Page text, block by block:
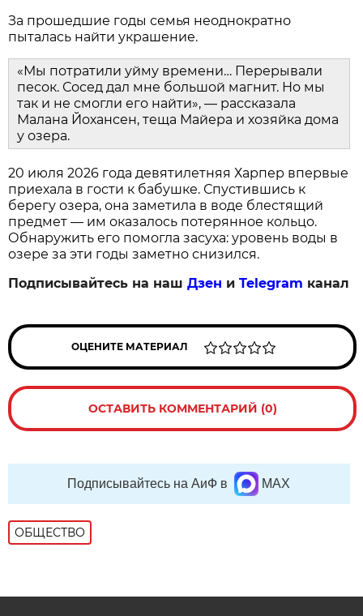
За прошедшие годы семья неоднократно
пыталась найти украшение.
«Мы потратили уйму времени… Перерывали
песок. Сосед дал мне большой магнит. Но мы
так и не смогли его найти», — рассказала
Малана Йохансен, теща Майера и хозяйка дома
у озера.
20 июля 2026 года девятилетняя Харпер впервые
приехала в гости к бабушке. Спустившись к
берегу озера, она заметила в воде блестящий
предмет — им оказалось потерянное кольцо.
Обнаружить его помогла засуха: уровень воды в
озере за эти годы заметно снизился.
Подписывайтесь на нашДзен иTelegram канал
ОЦЕНИТЕ МАТЕРИАЛ
ОСТАВИТЬ КОММЕНТАРИЙ (0)
Подписывайтесь на АиФ в MAX
ОБЩЕСТВО